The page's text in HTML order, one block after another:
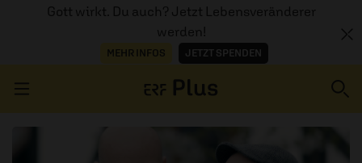
Gott wirkt. Du auch? Jetzt Lebensveränderer
werden!
MEHR INFOS JETZT SPENDEN